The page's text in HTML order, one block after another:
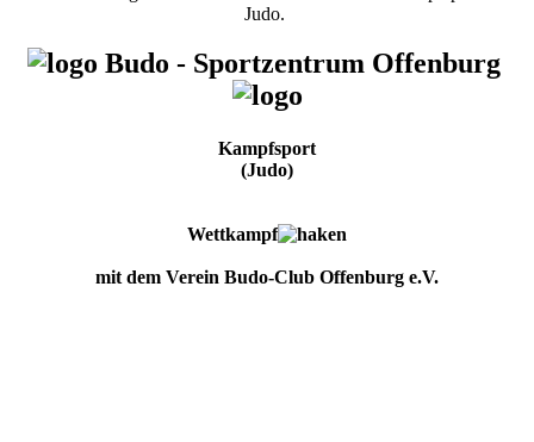
Judo.
Budo - Sportzentrum Offenburg
Kampfsport
(Judo)
Wettkampf
mit dem Verein Budo-Club Offenburg e.V.